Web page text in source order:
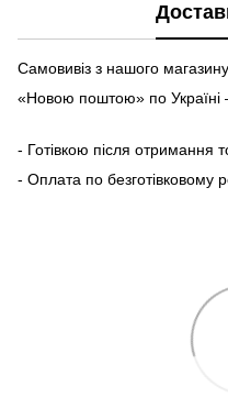
Самовивіз з нашого
«Новою поштою» по Україні
- Готівкою після отримання
- Оплата по безготівковому